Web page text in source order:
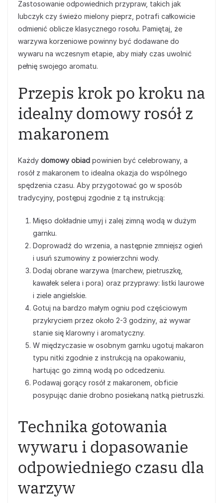
Zastosowanie odpowiednich przypraw, takich jak
lubczyk czy świeżo mielony pieprz, potrafi całkowicie
odmienić oblicze klasycznego rosołu. Pamiętaj, że
warzywa korzeniowe powinny być dodawane do
wywaru na wczesnym etapie, aby miały czas uwolnić
pełnię swojego aromatu.
Przepis krok po kroku na
idealny domowy rosół z
makaronem
Każdy domowy obiad powinien być celebrowany, a
rosół z makaronem to idealna okazja do wspólnego
spędzenia czasu. Aby przygotować go w sposób
tradycyjny, postępuj zgodnie z tą instrukcją:
Mięso dokładnie umyj i zalej zimną wodą w dużym
garnku.
Doprowadź do wrzenia, a następnie zmniejsz ogień
i usuń szumowiny z powierzchni wody.
Dodaj obrane warzywa (marchew, pietruszkę,
kawałek selera i pora) oraz przyprawy: listki laurowe
i ziele angielskie.
Gotuj na bardzo małym ogniu pod częściowym
przykryciem przez około 2-3 godziny, aż wywar
stanie się klarowny i aromatyczny.
W międzyczasie w osobnym garnku ugotuj makaron
typu nitki zgodnie z instrukcją na opakowaniu,
hartując go zimną wodą po odcedzeniu.
Podawaj gorący rosół z makaronem, obficie
posypując danie drobno posiekaną natką pietruszki.
Technika gotowania
wywaru i dopasowanie
odpowiedniego czasu dla
warzyw